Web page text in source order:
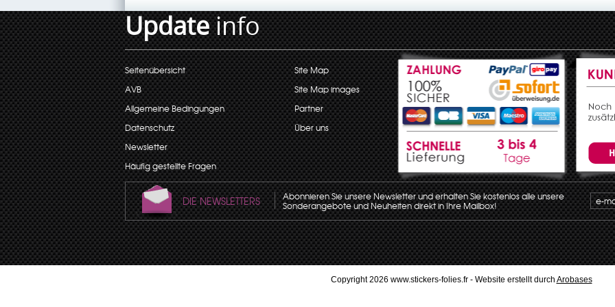
Updateinfo
Seitenübersicht
AVB
Allgemeine Bedingungen
Datenschutz
Newsletter
Häufig gestellte Fragen
Site Map
Site Map images
Partner
Über uns
DIE NEWSLETTERS Abonnieren Sie unsere Newsletter und erhalten Sie kostenlos alle unsere
Sonderangebote und Neuheiten direkt in Ihre Mailbox!
Copyright 2026 www.stickers-folies.fr - Website erstellt durch Arobases